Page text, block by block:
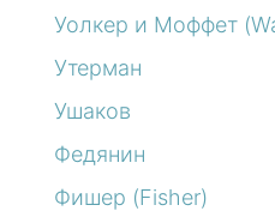
Уолкер и Моффет
Утерман
Ушаков
Федянин
Фишер (Fisher)